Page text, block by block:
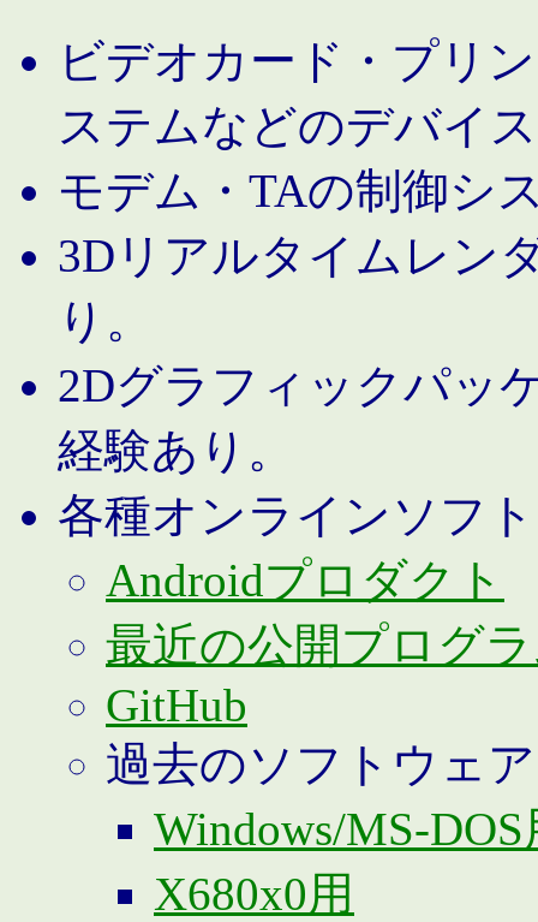
ビデオカード・プリ
ステムなどのデバイ
モデム・TAの制御シ
3Dリアルタイムレン
り。
2Dグラフィックパッ
経験あり。
各種オンラインソフ
Androidプロダクト
最近の公開プログ
GitHub
過去のソフトウェア
Windows/MS-DOS
X680x0用